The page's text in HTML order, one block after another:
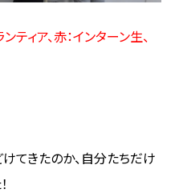
ティア、赤：インターン生、
てきたのか、自分たちだけ